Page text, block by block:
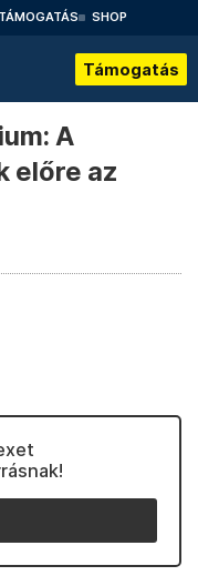
TÁMOGATÁS SHOP
Támogatás
A
előre az